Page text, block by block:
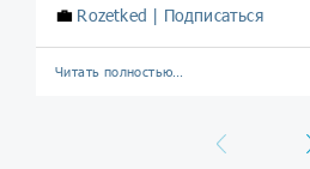
💼 Rozetked | Подписаться
Читать полностью…